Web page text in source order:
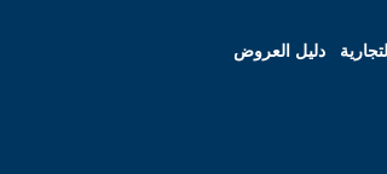
دليل العروض